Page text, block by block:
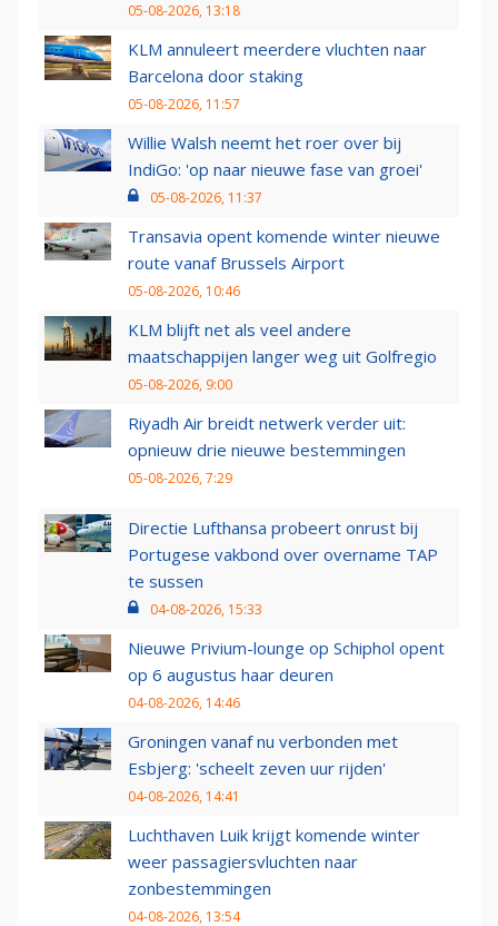
05-08-2026, 13:18
KLM annuleert meerdere vluchten naar
Barcelona door staking
05-08-2026, 11:57
Willie Walsh neemt het roer over bij
IndiGo: 'op naar nieuwe fase van groei'
05-08-2026, 11:37
Transavia opent komende winter nieuwe
route vanaf Brussels Airport
05-08-2026, 10:46
KLM blijft net als veel andere
maatschappijen langer weg uit Golfregio
05-08-2026, 9:00
Riyadh Air breidt netwerk verder uit:
opnieuw drie nieuwe bestemmingen
05-08-2026, 7:29
Directie Lufthansa probeert onrust bij
Portugese vakbond over overname TAP
te sussen
04-08-2026, 15:33
Nieuwe Privium-lounge op Schiphol opent
op 6 augustus haar deuren
04-08-2026, 14:46
Groningen vanaf nu verbonden met
Esbjerg: 'scheelt zeven uur rijden'
04-08-2026, 14:41
Luchthaven Luik krijgt komende winter
weer passagiersvluchten naar
zonbestemmingen
04-08-2026, 13:54